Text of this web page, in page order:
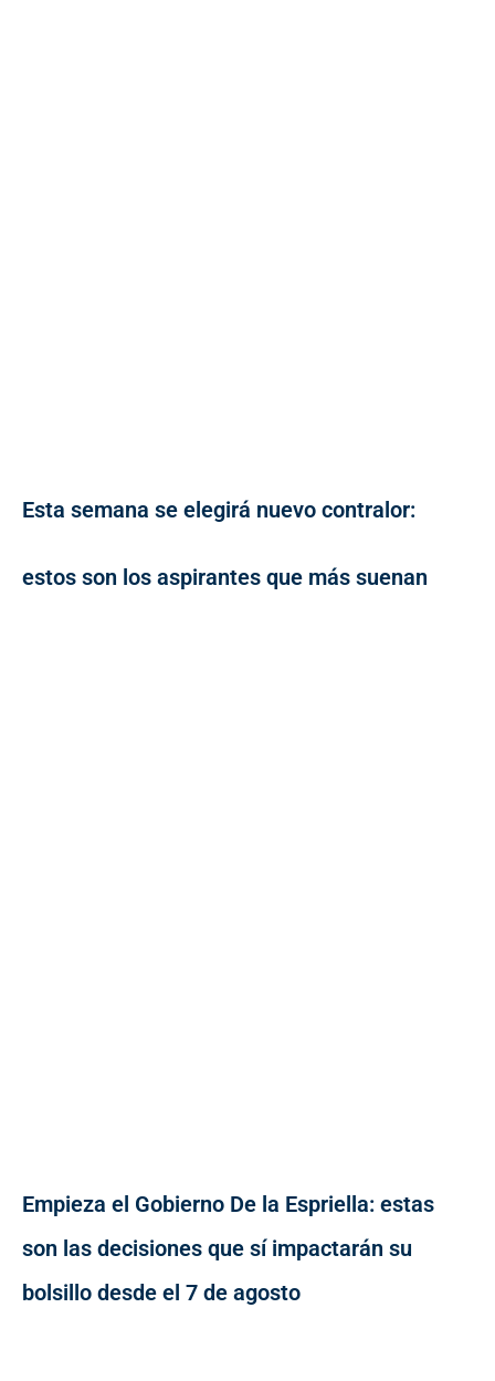
Esta semana se elegirá nuevo contralor:
estos son los aspirantes que más suenan
Empieza el Gobierno De la Espriella: estas
son las decisiones que sí impactarán su
bolsillo desde el 7 de agosto